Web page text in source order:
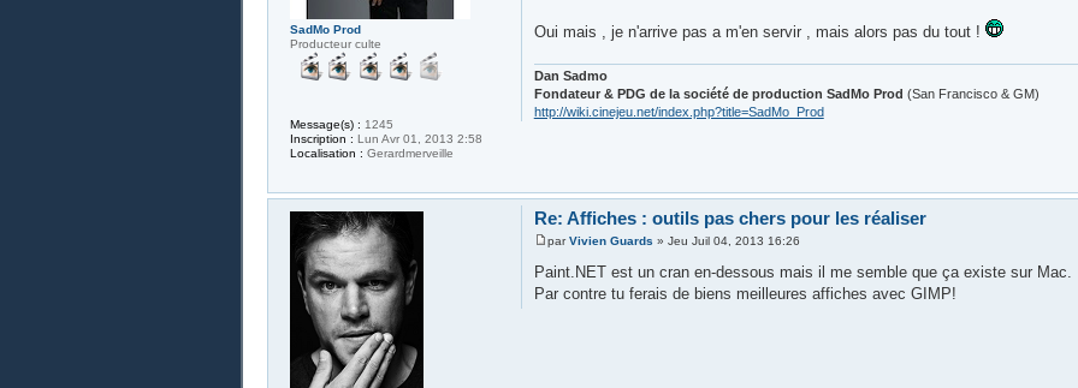
Oui mais , je n'arrive pas a m'en servir , mais alors pas du tout !
Dan Sadmo
Fondateur & PDG de la société de production SadMo Prod (San Francisco & GM)
http://wiki.cinejeu.net/index.php?title=SadMo_Prod
SadMo Prod
Producteur culte
Message(s) : 1245
Inscription : Lun Avr 01, 2013 2:58
Localisation : Gerardmerveille
Re: Affiches : outils pas chers pour les réaliser
parVivien Guards » Jeu Juil 04, 2013 16:26
Paint.NET est un cran en-dessous mais il me semble que ça existe sur Mac.
Par contre tu ferais de biens meilleures affiches avec GIMP!